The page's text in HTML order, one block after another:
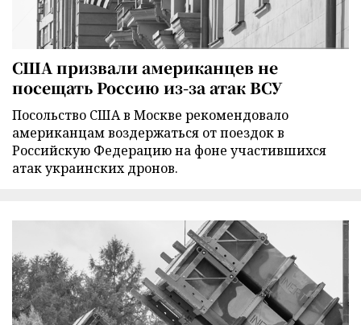
США призвали американцев не
посещать Россию из-за атак ВСУ
Посольство США в Москве рекомендовало
американцам воздержаться от поездок в
Российскую Федерацию на фоне участившихся
атак украинских дронов.